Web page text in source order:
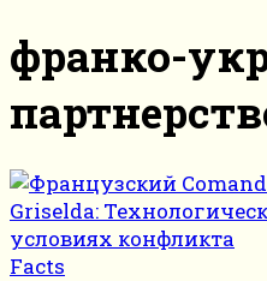
франко-
Facts